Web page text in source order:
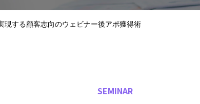
現する顧客志向のウェビナー後アポ獲得術
SEMINAR